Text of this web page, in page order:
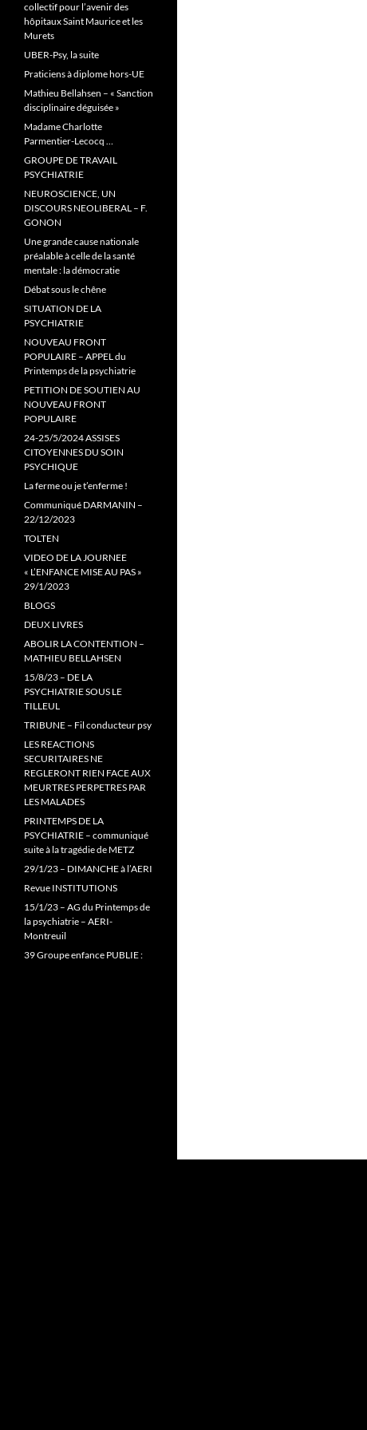
collectif pour l’avenir des
hôpitaux Saint Maurice et les
Murets
UBER-Psy, la suite
Praticiens à diplome hors-UE
Mathieu Bellahsen – « Sanction
disciplinaire déguisée »
Madame Charlotte
Parmentier-Lecocq …
GROUPE DE TRAVAIL
PSYCHIATRIE
NEUROSCIENCE, UN
DISCOURS NEOLIBERAL – F.
GONON
Une grande cause nationale
préalable à celle de la santé
mentale : la démocratie
Débat sous le chêne
SITUATION DE LA
PSYCHIATRIE
NOUVEAU FRONT
POPULAIRE – APPEL du
Printemps de la psychiatrie
PETITION DE SOUTIEN AU
NOUVEAU FRONT
POPULAIRE
24-25/5/2024 ASSISES
CITOYENNES DU SOIN
PSYCHIQUE
La ferme ou je t’enferme !
Communiqué DARMANIN –
22/12/2023
TOLTEN
VIDEO DE LA JOURNEE
« L’ENFANCE MISE AU PAS »
29/1/2023
BLOGS
DEUX LIVRES
ABOLIR LA CONTENTION –
MATHIEU BELLAHSEN
15/8/23 – DE LA
PSYCHIATRIE SOUS LE
TILLEUL
TRIBUNE – Fil conducteur psy
LES REACTIONS
SECURITAIRES NE
REGLERONT RIEN FACE AUX
MEURTRES PERPETRES PAR
LES MALADES
PRINTEMPS DE LA
PSYCHIATRIE – communiqué
suite à la tragédie de METZ
29/1/23 – DIMANCHE à l’AERI
Revue INSTITUTIONS
15/1/23 – AG du Printemps de
la psychiatrie – AERI-
Montreuil
39 Groupe enfance PUBLIE :